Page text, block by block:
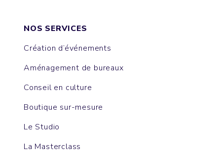
NOS SERVICES
Création d’événements
Aménagement de bureaux
Conseil en culture
Boutique sur-mesure
Le Studio
La Masterclass